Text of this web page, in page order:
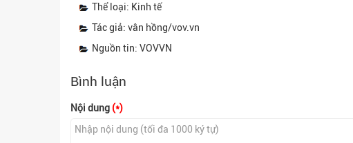
Thể loại: Kinh tế
Tác giả: vân hồng/vov.vn
Nguồn tin: VOVVN
Bình luận
Nội dung (*)